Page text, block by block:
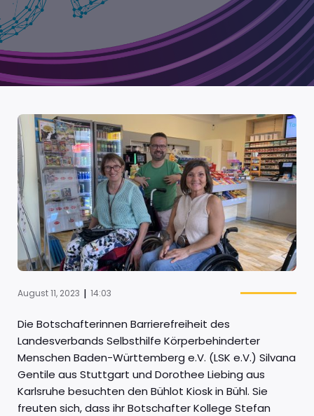
August 11, 2023 | 14:03
Die Botschafterinnen Barrierefreiheit des
Landesverbands Selbsthilfe Körperbehinderter
Menschen Baden-Württemberg e.V. (LSK e.V.) Silvana
Gentile aus Stuttgart und Dorothee Liebing aus
Karlsruhe besuchten den Bühlot Kiosk in Bühl. Sie
freuten sich, dass ihr Botschafter Kollege Stefan